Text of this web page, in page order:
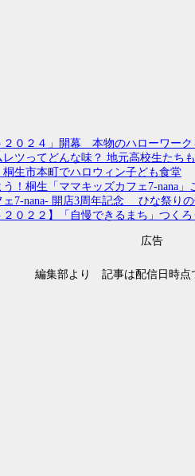
２０２４」開幕 本物のハローワーク
レツってどんな味？ 地元高校生た
生市本町でハロウィン子ども食堂
！桐生「ママキッズカフェ7-nana
ェ7-nana- 開店3周年記念 ひな祭り
２０２２】「自慢できるまち」つく
広告
編集部より 記事は配信日時点
【群馬県公立入試2026】第2回
路希望調査 全体倍率0.97倍...
和装でランウェイ 参加者募集
10月11日、桐生で第10回着物